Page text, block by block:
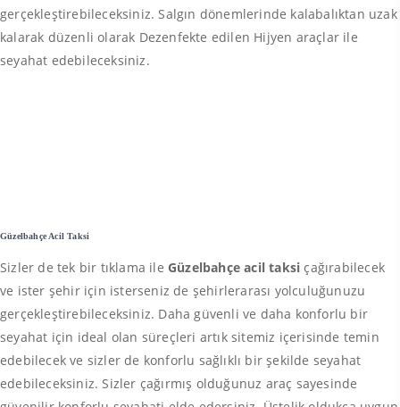
gerçekleştirebileceksiniz. Salgın dönemlerinde kalabalıktan uzak
kalarak düzenli olarak Dezenfekte edilen Hijyen araçlar ile
seyahat edebileceksiniz.
Güzelbahçe Acil Taksi
Sizler de tek bir tıklama ile Güzelbahçe acil taksi çağırabilecek
ve ister şehir için isterseniz de şehirlerarası yolculuğunuzu
gerçekleştirebileceksiniz. Daha güvenli ve daha konforlu bir
seyahat için ideal olan süreçleri artık sitemiz içerisinde temin
edebilecek ve sizler de konforlu sağlıklı bir şekilde seyahat
edebileceksiniz. Sizler çağırmış olduğunuz araç sayesinde